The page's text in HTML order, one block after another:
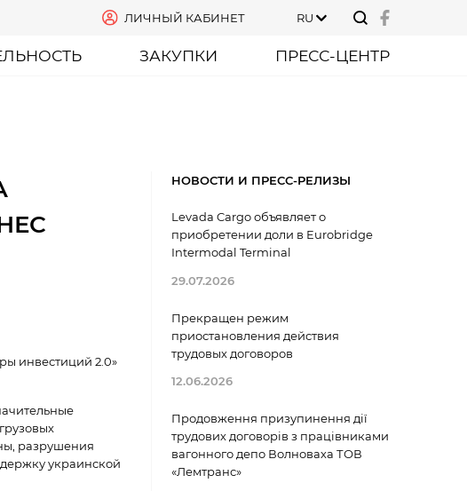
ЛИЧНЫЙ КАБИНЕТ RU
ЗАКУПКИ ПРЕСС-ЦЕНТР
инвестиций 2.0»
разрушения
украинской
НОВОСТИ И ПРЕСС-РЕЛИЗЫ
Levada Cargo объявляет о
приобретении доли в Eurobridge
Intermodal Terminal
29.07.2026
Прекращен режим
приостановления действия
трудовых договоров
12.06.2026
Продовження призупинення дії
трудових договорів з працівниками
вагонного депо Волноваха ТОВ
«Лемтранс»